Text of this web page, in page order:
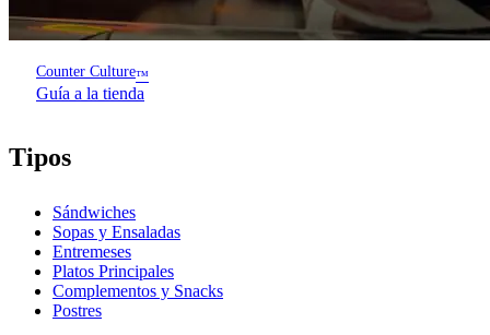
Counter Culture™
Guía a la tienda
Tipos
Sándwiches
Sopas y Ensaladas
Entremeses
Platos Principales
Complementos y Snacks
Postres